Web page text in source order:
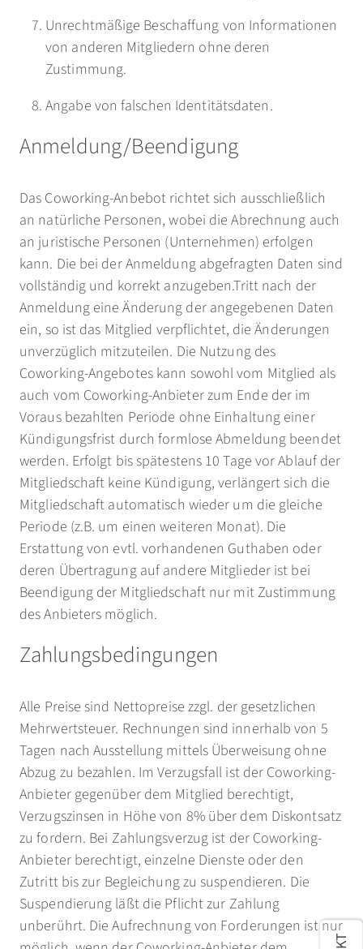
Unrechtmäßige Beschaffung von Informationen
von anderen Mitgliedern ohne deren
Zustimmung.
Angabe von falschen Identitätsdaten.
Anmeldung/Beendigung
Das Coworking-Anbebot richtet sich ausschließlich
an natürliche Personen, wobei die Abrechnung auch
an juristische Personen (Unternehmen) erfolgen
kann. Die bei der Anmeldung abgefragten Daten sind
vollständig und korrekt anzugeben.Tritt nach der
Anmeldung eine Änderung der angegebenen Daten
ein, so ist das Mitglied verpflichtet, die Änderungen
unverzüglich mitzuteilen. Die Nutzung des
Coworking-Angebotes kann sowohl vom Mitglied als
auch vom Coworking-Anbieter zum Ende der im
Voraus bezahlten Periode ohne Einhaltung einer
Kündigungsfrist durch formlose Abmeldung beendet
werden. Erfolgt bis spätestens 10 Tage vor Ablauf der
Mitgliedschaft keine Kündigung, verlängert sich die
Mitgliedschaft automatisch wieder um die gleiche
Periode (z.B. um einen weiteren Monat). Die
Erstattung von evtl. vorhandenen Guthaben oder
deren Übertragung auf andere Mitglieder ist bei
Beendigung der Mitgliedschaft nur mit Zustimmung
des Anbieters möglich.
Zahlungsbedingungen
Alle Preise sind Nettopreise zzgl. der gesetzlichen
Mehrwertsteuer. Rechnungen sind innerhalb von 5
Tagen nach Ausstellung mittels Überweisung ohne
Abzug zu bezahlen. Im Verzugsfall ist der Coworking-
Anbieter gegenüber dem Mitglied berechtigt,
Verzugszinsen in Höhe von 8% über dem Diskontsatz
zu fordern. Bei Zahlungsverzug ist der Coworking-
Anbieter berechtigt, einzelne Dienste oder den
Zutritt bis zur Begleichung zu suspendieren. Die
Suspendierung läßt die Pflicht zur Zahlung
unberührt. Die Aufrechnung von Forderungen ist nur